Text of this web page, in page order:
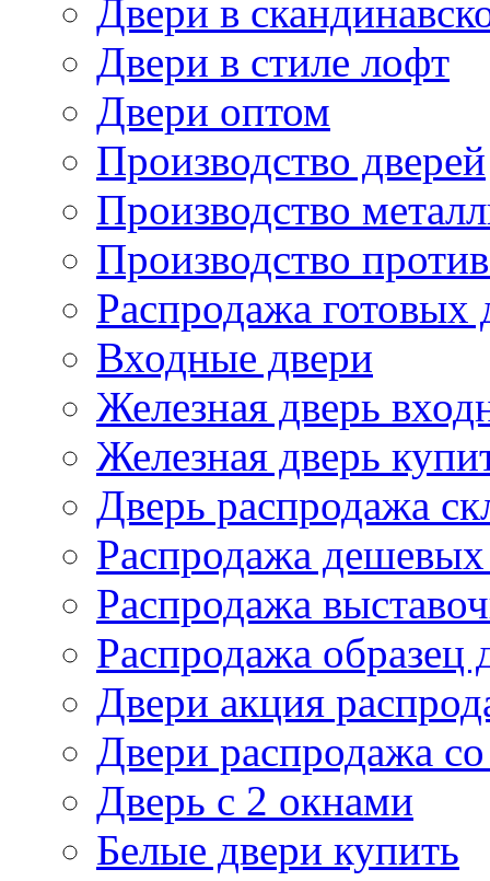
Двери в
Двери в стиле лофт
Двери оптом
Производство дверей
Производство
Производство
Распродажа готовых
Входные двери
Железная дверь
Железная дверь
Дверь распродажа
Распродажа дешевых
Распродажа
Распродажа образец
Двери акция
Двери распродажа со
Дверь с 2 окнами
Белые двери купить